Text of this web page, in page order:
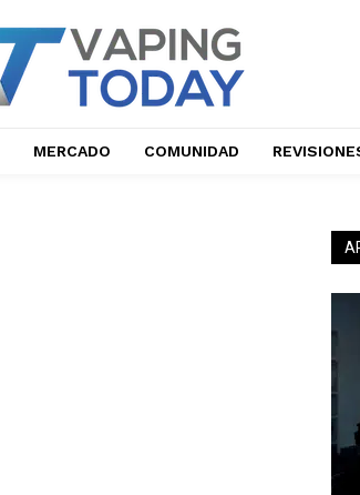
MERCADO COMUNIDAD